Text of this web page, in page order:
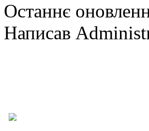
Останнє
Написав